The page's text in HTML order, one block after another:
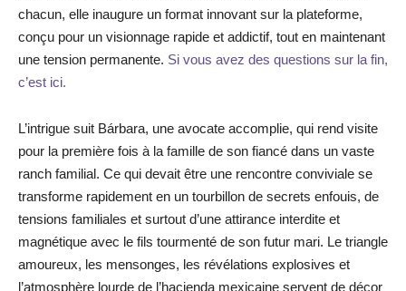
chacun, elle inaugure un format innovant sur la plateforme,
conçu pour un visionnage rapide et addictif, tout en maintenant
une tension permanente. Si vous avez des questions sur la fin,
c’est ici.
L’intrigue suit Bárbara, une avocate accomplie, qui rend visite
pour la première fois à la famille de son fiancé dans un vaste
ranch familial. Ce qui devait être une rencontre conviviale se
transforme rapidement en un tourbillon de secrets enfouis, de
tensions familiales et surtout d’une attirance interdite et
magnétique avec le fils tourmenté de son futur mari. Le triangle
amoureux, les mensonges, les révélations explosives et
l’atmosphère lourde de l’hacienda mexicaine servent de décor